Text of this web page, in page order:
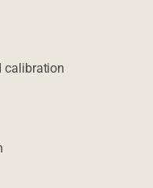
calibration